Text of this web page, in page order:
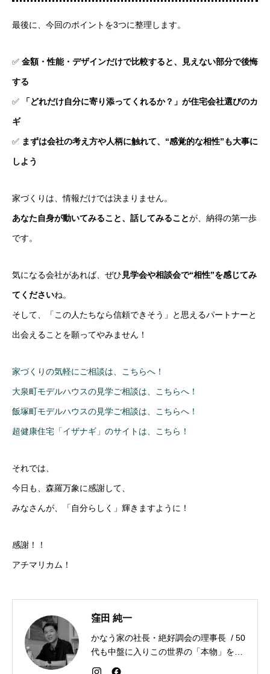
最後に、今回のポイントを3つに整理します。
✅ 金額・性能・デザインだけで比較すると、見えない部分で後悔
する
✅ 「どれだけ自分に寄り添ってくれるか？」が住宅会社選びのカ
ギ
✅ まずは会社の考え方や人柄に触れて、“感覚的な相性”も大事に
しよう
家づくりは、情報だけでは決まりません。
あなた自身が動いてみること、話してみることが、納得の第一歩
です。
気になる会社があれば、ぜひ 見学会や相談会で“相性”を感じてみ
てくださいね。
そして、「この人たちなら信頼できそう」と思えるパートナーと
出会えることを願ってやみません！
家づくりの気軽にご相談は、こちらへ！
大泉町モデルハウスの見学ご相談は、こちらへ！
飯塚町モデルハウスの見学ご相談は、こちらへ！
超健康住宅「イザナギ」のサイトは、こちら！
それでは、
今日も、森羅万象に感謝して、
みなさんが、「自分らしく」輝きますように！
感謝！！
アチマリカム！
窪田 純一
かなう家の社長・絶好調会の理事長 / 50
代も中盤に入りこの世界の「本物」を追
求しながら「感謝が人生を変える」こと